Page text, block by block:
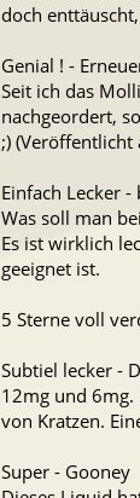
doch
Genial ! -
Seit ich das
nachgeordert,
;)
Einfach Lecker -
Was soll man
Es ist wirklich
geeignet ist.
5 Sterne voll
Subtiel lecker -
12mg und 6mg.
von Kratzen.
Super - Gooney